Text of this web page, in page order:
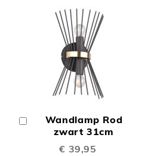
Wandlamp Rod
zwart 31cm
€ 39,95
Winkelwagen